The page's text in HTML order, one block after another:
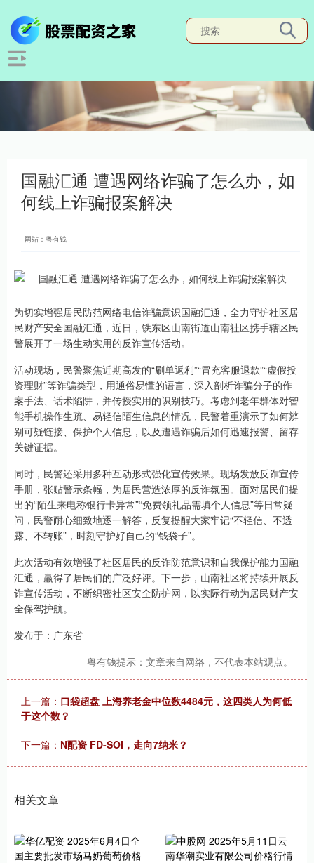
国融汇通 遭遇网络诈骗了怎么办，如
何线上诈骗报案解决
网站：粤有钱
为切实增强居民防范网络电信诈骗意识国融汇通，全力守护社区居
民财产安全国融汇通，近日，铁东区山南街道山南社区携手辖区民
警展开了一场生动实用的反诈宣传活动。
活动现场，民警聚焦近期高发的“刷单返利”“冒充客服退款”“虚假投
资理财”等诈骗类型，用通俗易懂的语言，深入剖析诈骗分子的作
案手法、话术陷阱，并传授实用的识别技巧。考虑到老年群体对智
能手机操作生疏、易轻信陌生信息的情况，民警着重演示了如何辨
别可疑链接、保护个人信息，以及遭遇诈骗后如何迅速报警、留存
关键证据。
同时，民警还采用多种互动形式强化宣传效果。现场发放反诈宣传
手册，张贴警示条幅，为居民营造浓厚的反诈氛围。面对居民们提
出的“陌生来电称银行卡异常”“免费领礼品需填个人信息”等日常疑
问，民警耐心细致地逐一解答，反复提醒大家牢记“不轻信、不透
露、不转账”，时刻守护好自己的“钱袋子”。
此次活动有效增强了社区居民的反诈防范意识和自我保护能力国融
汇通，赢得了居民们的广泛好评。下一步，山南社区将持续开展反
诈宣传活动，不断织密社区安全防护网，以实际行动为居民财产安
全保驾护航。
发布于：广东省
粤有钱提示：文章来自网络，不代表本站观点。
上一篇： 口袋超盘 上海养老金中位数4484元，这四类人为何低
于这个数？
下一篇： N配资 FD-SOI，走向7纳米？
相关文章